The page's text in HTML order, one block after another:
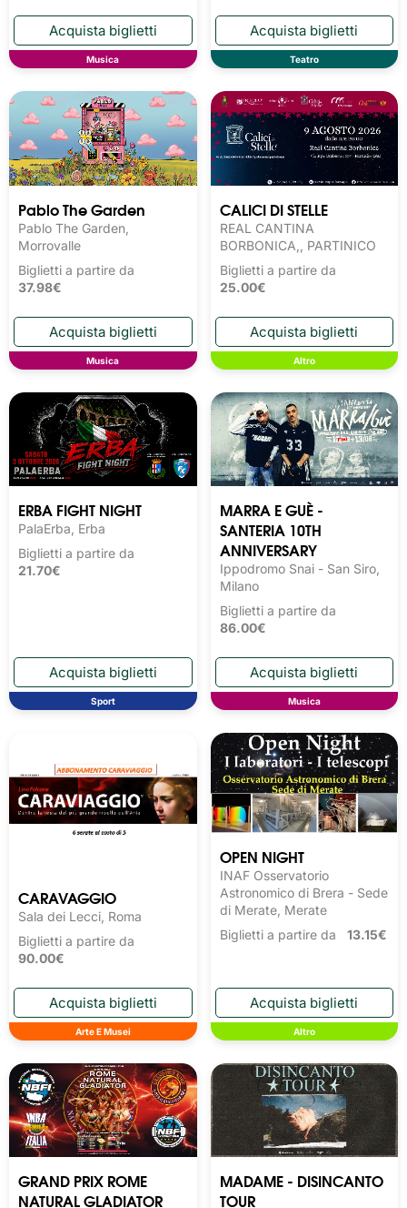
Musica Teatro
Pablo The Garden
Pablo The Garden,
Morrovalle
Biglietti a partire da
37.98€
Musica
CALICI DI STELLE
REAL CANTINA
BORBONICA,, PARTINICO
Biglietti a partire da
25.00€
Altro
ERBA FIGHT NIGHT
PalaErba, Erba
Biglietti a partire da
21.70€
Sport
MARRA E GUÈ -
SANTERIA 10TH
ANNIVERSARY
Ippodromo Snai - San Siro,
Milano
Biglietti a partire da
86.00€
Musica
CARAVAGGIO
Sala dei Lecci, Roma
Biglietti a partire da
90.00€
Arte E Musei
OPEN NIGHT
INAF Osservatorio
Astronomico di Brera - Sede
di Merate, Merate
Biglietti a partire da 13.15€
Altro
GRAND PRIX ROME
NATURAL GLADIATOR
MADAME - DISINCANTO
TOUR